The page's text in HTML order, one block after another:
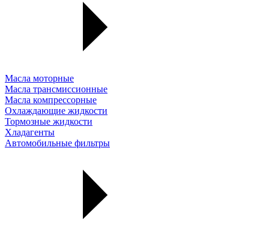
Масла моторные
Масла трансмиссионные
Масла компрессорные
Охлаждающие жидкости
Тормозные жидкости
Хладагенты
Автомобильные фильтры